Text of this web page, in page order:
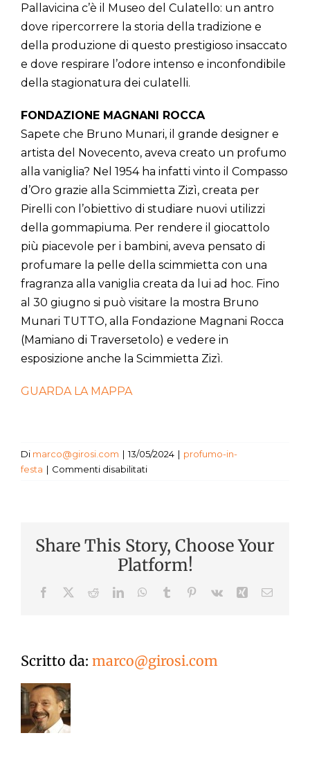
Pallavicina c’è il Museo del Culatello: un antro
dove ripercorrere la storia della tradizione e
della produzione di questo prestigioso insaccato
e dove respirare l’odore intenso e inconfondibile
della stagionatura dei culatelli.
FONDAZIONE MAGNANI ROCCA
Sapete che Bruno Munari, il grande designer e
artista del Novecento, aveva creato un profumo
alla vaniglia? Nel 1954 ha infatti vinto il Compasso
d’Oro grazie alla Scimmietta Zizì, creata per
Pirelli con l’obiettivo di studiare nuovi utilizzi
della gommapiuma. Per rendere il giocattolo
più piacevole per i bambini, aveva pensato di
profumare la pelle della scimmietta con una
fragranza alla vaniglia creata da lui ad hoc. Fino
al 30 giugno si può visitare la mostra Bruno
Munari TUTTO, alla Fondazione Magnani Rocca
(Mamiano di Traversetolo) e vedere in
esposizione anche la Scimmietta Zizì.
GUARDA LA MAPPA
Di marco@girosi.com | 13/05/2024 | profumo-in-
festa | Commenti disabilitatisu
E
DINTORNI
Share This Story, Choose Your
Platform!
Facebook RedditLinkedInWhatsApp
Tumblr Pinterest
Vk Xing Email
Scritto da: marco@girosi.com